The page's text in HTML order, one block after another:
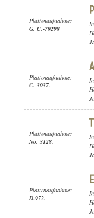
Plattenaufnahme:
G. C.-70298
Plattenaufnahme:
C. 3037.
Plattenaufnahme:
No. 3128.
Plattenaufnahme:
D-972.